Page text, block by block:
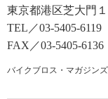
東京都港区芝大門
TEL／03-5405-6119
FAX／03-5405-6136
バイクブロス・マガジン